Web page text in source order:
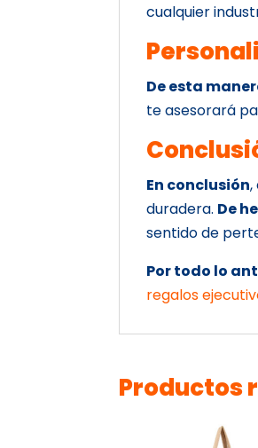
cualquier
De esta
te asesorará
En conclusión,
duradera. De
sentido de
Por todo lo
regalos
Productos